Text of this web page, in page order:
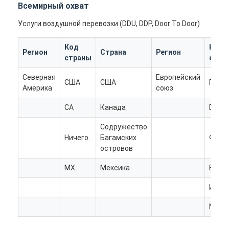
Продукция
Всемирный охват
Услуги воздушной перевозки (DDU, DDP, Door To Door)
Регион
Код
страны
Страна Регион
Код
Северная
Америка
США США
Европейский
союз
ГБ
CA Канада DE
Ничего.
Содружество
Багамских
островов
ФР
MX Мексика ES
ИТ
NL